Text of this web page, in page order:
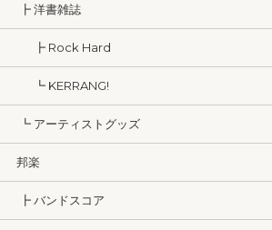
┣ 洋書雑誌
┣ Rock Hard
┗ KERRANG!
┗ アーティストグッズ
邦楽
┣ バンドスコア